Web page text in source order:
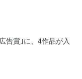
告賞｣に、4作品が入